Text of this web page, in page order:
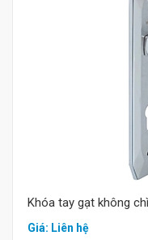
Khóa tay gạt không
Giá: Liên hệ